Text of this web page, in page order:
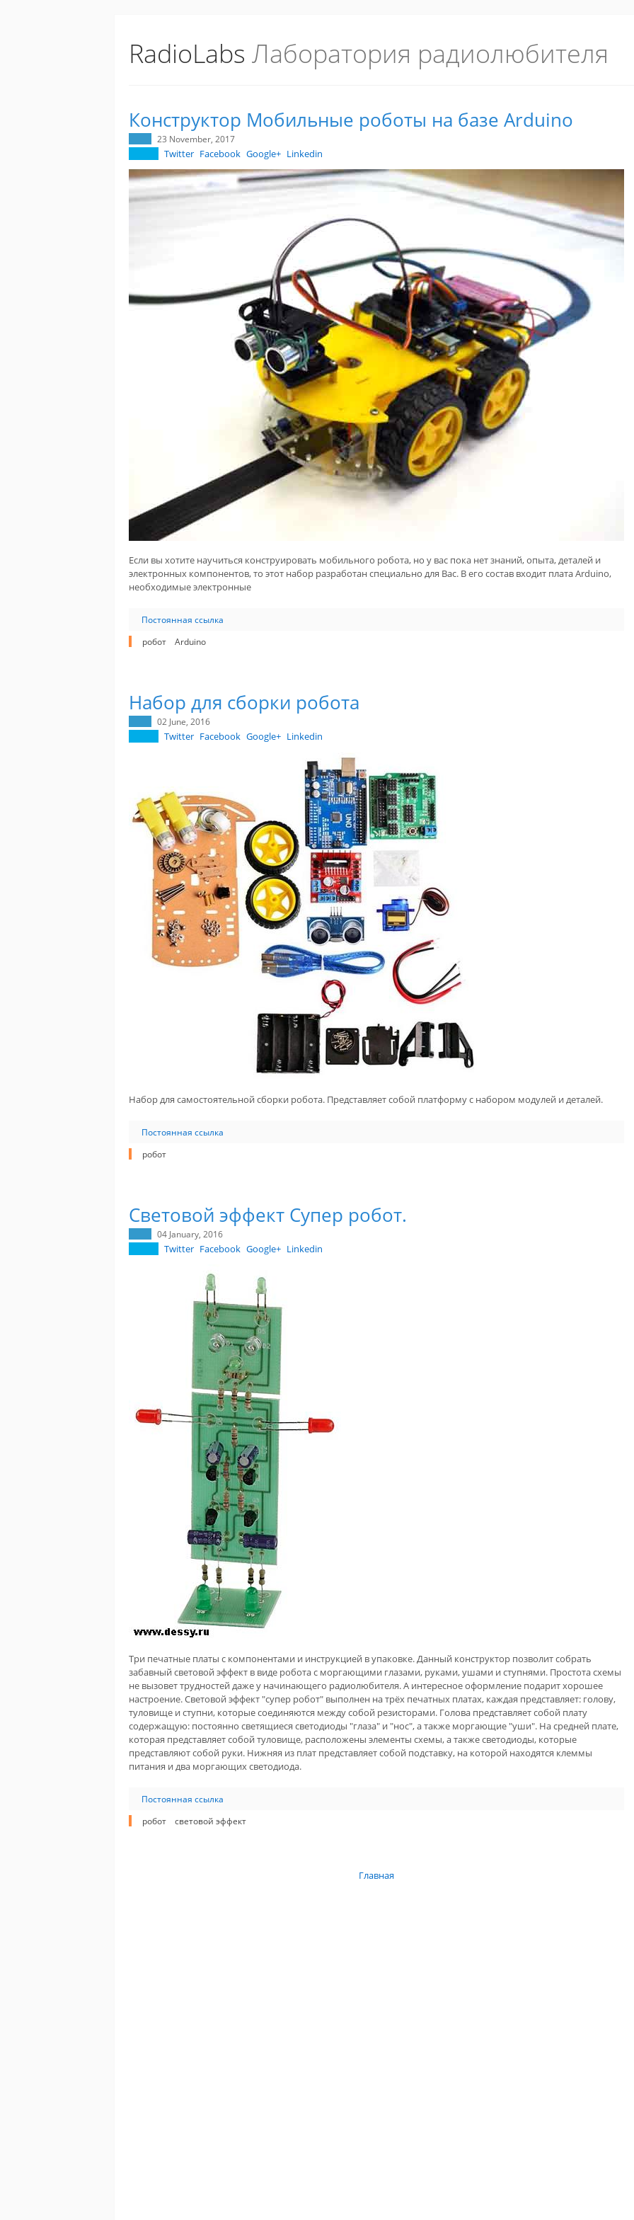
RadioLabs Лаборатория радиолюбителя
Конструктор Мобильные роботы на базе Arduino
23 November, 2017
Twitter Facebook Google+ Linkedin
Если вы хотите научиться конструировать мобильного робота, но у вас пока нет знаний, опыта, деталей и
электронных компонентов, то этот набор разработан специально для Вас. В его состав входит плата Arduino,
необходимые электронные
Постоянная ссылка
робот
Arduino
Набор для сборки робота
02 June, 2016
Twitter Facebook Google+ Linkedin
Набор для самостоятельной сборки робота. Представляет собой платформу с набором модулей и деталей.
Постоянная ссылка
робот
Световой эффект Супер робот.
04 January, 2016
Twitter Facebook Google+ Linkedin
Три печатные платы с компонентами и инструкцией в упаковке. Данный конструктор позволит собрать
забавный световой эффект в виде робота с моргающими глазами, руками, ушами и ступнями. Простота схемы
не вызовет трудностей даже у начинающего радиолюбителя. А интересное оформление подарит хорошее
настроение. Световой эффект "супер робот" выполнен на трёх печатных платах, каждая представляет: голову,
туловище и ступни, которые соединяются между собой резисторами. Голова представляет собой плату
содержащую: постоянно светящиеся светодиоды "глаза" и "нос", а также моргающие "уши". На средней плате,
которая представляет собой туловище, расположены элементы схемы, а также светодиоды, которые
представляют собой руки. Нижняя из плат представляет собой подставку, на которой находятся клеммы
питания и два моргающих светодиода.
Постоянная ссылка
робот
световой эффект
Главная